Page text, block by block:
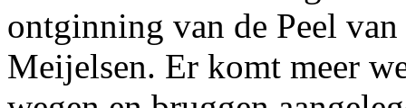
ontginning van de Peel
Meijelsen. Er komt meer